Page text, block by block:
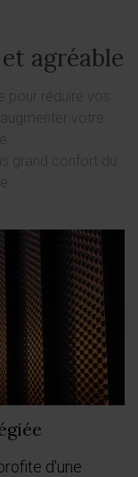
agréable
réduire vos
votre
grand confort du
d'une